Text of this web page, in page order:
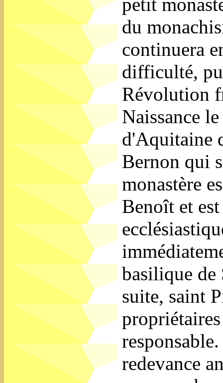
du
continuera
difficulté,
Révolution
Naissance
d'Aquitaine
Bernon qui
monastère
Benoît et
basilique de
suite, saint
redevance